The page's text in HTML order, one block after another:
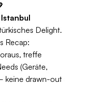
Delight.
Recap:
treffe
(Geräte,
keine drawn-out